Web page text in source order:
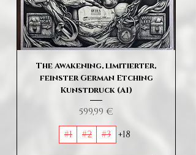
The Awakening, limitierter,
feinster German Etching
Kunstdruck (A1)
Preis
599,99 €
#1 #2 #3 +18